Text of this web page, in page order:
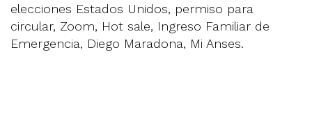
elecciones Estados Unidos, permiso para
circular, Zoom, Hot sale, Ingreso Familiar de
Emergencia, Diego Maradona, Mi Anses.